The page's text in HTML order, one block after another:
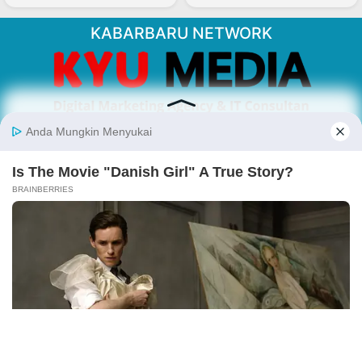
KABARBARU NETWORK
About Our Kabarbaru.co
inspiratif dari sudut pandang berbaik sangka
Follow Kabarbaru